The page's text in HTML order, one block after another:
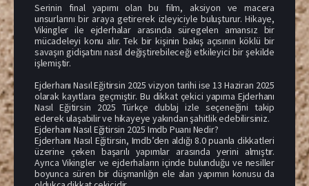
Serinin final yapımı olan bu film, aksiyon ve macera
unsurlarını bir araya getirerek izleyiciyle buluşturur. Hikaye,
Vikingler ile ejderhalar arasında süregelen amansız bir
mücadeleyi konu alır. Tek bir kişinin bakış açısının köklü bir
savaşın gidişatını nasıl değiştirebileceği etkileyici bir şekilde
işlemiştir.
Ejderhanı Nasıl Eğitirsin 2025 vizyon tarihi ise 13 Haziran 2025
olarak kayıtlara geçmiştir. Bu dikkat çekici yapıma Ejderhanı
Nasıl Eğitirsin 2025 Türkçe dublaj izle seçeneğini takip
ederek ulaşabilir ve hikayeye yakından şahitlik edebilirsiniz.
Ejderhanı Nasıl Eğitirsin 2025 Imdb Puanı Nedir?
Ejderhanı Nasıl Eğitirsin, Imdb’den aldığı 8.0 puanla dikkatleri
üzerine çeken başarılı yapımlar arasında yerini almıştır.
Ayrıca Vikingler ve ejderhaların içinde bulunduğu ve nesiller
boyunca süren bir düşmanlığın ele alan yapımın konusu da